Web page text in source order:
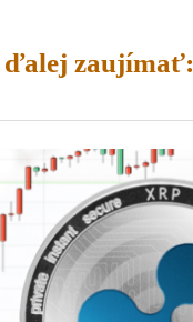
ďalej zaujímať: